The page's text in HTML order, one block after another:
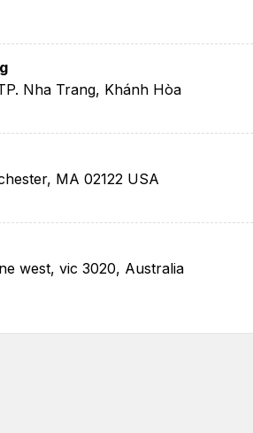
Nha Trang, Khánh Hòa
MA 02122 USA
west, vic 3020, Australia